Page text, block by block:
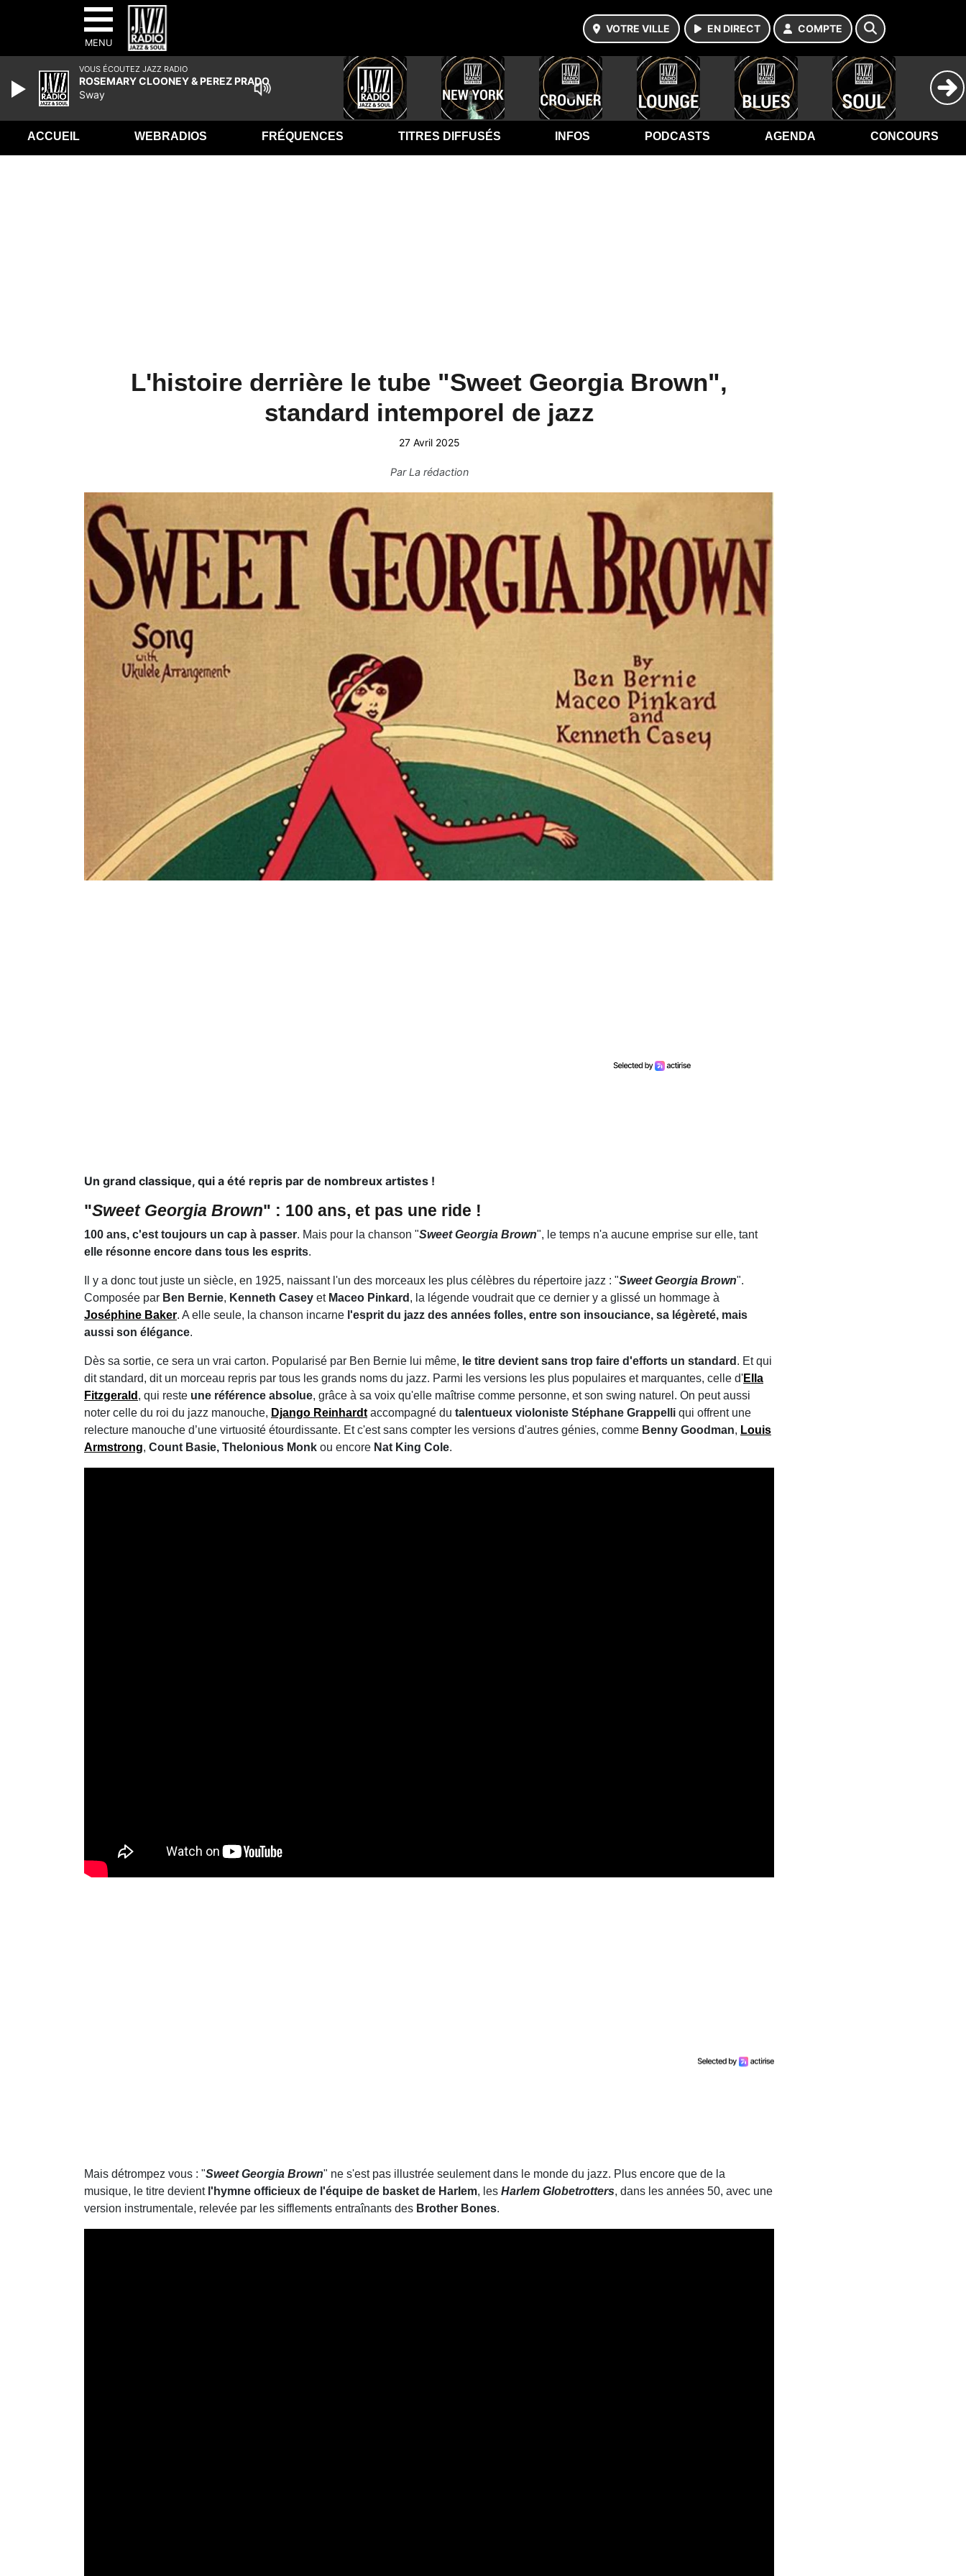
MENU
VOTRE VILLE EN DIRECT COMPTE
ACCUEIL WEBRADIOS FRÉQUENCES TITRES DIFFUSÉS INFOS PODCASTS AGENDA CONCOURS
L'histoire derrière le tube "Sweet Georgia Brown",
standard intemporel de jazz
27 Avril 2025
ParLa rédaction
Un grand classique, qui a été repris par de nombreux artistes !
"Sweet Georgia Brown" : 100 ans, et pas une ride !
100 ans, c'est toujours un cap à passer. Mais pour la chanson "Sweet Georgia Brown", le temps n'a aucune emprise sur elle, tant
elle résonne encore dans tous les esprits.
Il y a donc tout juste un siècle, en 1925, naissant l'un des morceaux les plus célèbres du répertoire jazz : "Sweet Georgia Brown".
Composée par Ben Bernie, Kenneth Casey et Maceo Pinkard , la légende voudrait que ce dernier y a glissé un hommage à
Joséphine Baker. A elle seule, la chanson incarne l'esprit du jazz des années folles, entre son insouciance, sa légèreté, mais
aussi son élégance.
Dès sa sortie, ce sera un vrai carton. Popularisé par Ben Bernie lui même, le titre devient sans trop faire d'efforts un standard . Et qui
dit standard, dit un morceau repris par tous les grands noms du jazz. Parmi les versions les plus populaires et marquantes, celle d'Ella
Fitzgerald , qui reste une référence absolue, grâce à sa voix qu'elle maîtrise comme personne, et son swing naturel. On peut aussi
noter celle du roi du jazz manouche, Django Reinhardt accompagné du talentueux violoniste Stéphane Grappelli qui offrent une
relecture manouche d’une virtuosité étourdissante. Et c'est sans compter les versions d'autres génies, comme Benny Goodman, Louis
Armstrong, Count Basie, Thelonious Monk ou encore Nat King Cole.
Mais détrompez vous : "Sweet Georgia Brown" ne s'est pas illustrée seulement dans le monde du jazz. Plus encore que de la
musique, le titre devient l'hymne officieux de l'équipe de basket de Harlem, les Harlem Globetrotters, dans les années 50, avec une
version instrumentale, relevée par les sifflements entraînants des Brother Bones.
VOUS ÉCOUTEZ JAZZ RADIO
ROSEMARY CLOONEY & PEREZ PRADO
Sway